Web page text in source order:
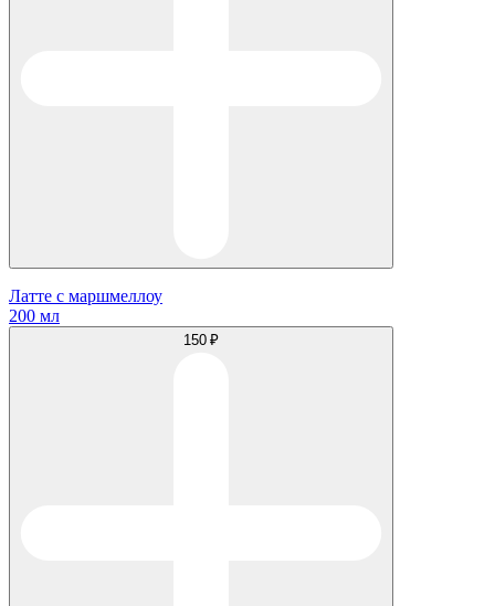
Латте с маршмеллоу
200 мл
150 ₽